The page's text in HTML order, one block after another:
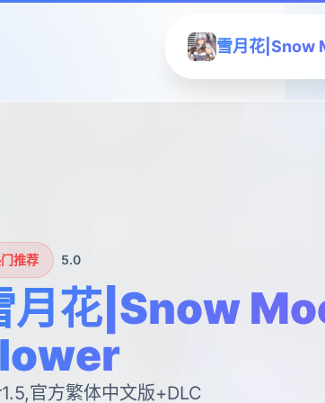
雪月花|Snow
推荐 5.0
月花|Snow
官方繁体中文版+DLC